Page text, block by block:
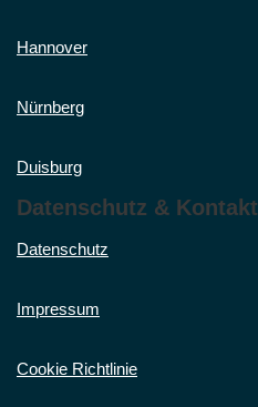
Hannover
Nürnberg
Duisburg
Datenschutz & Kontakt
Datenschutz
Impressum
Cookie Richtlinie